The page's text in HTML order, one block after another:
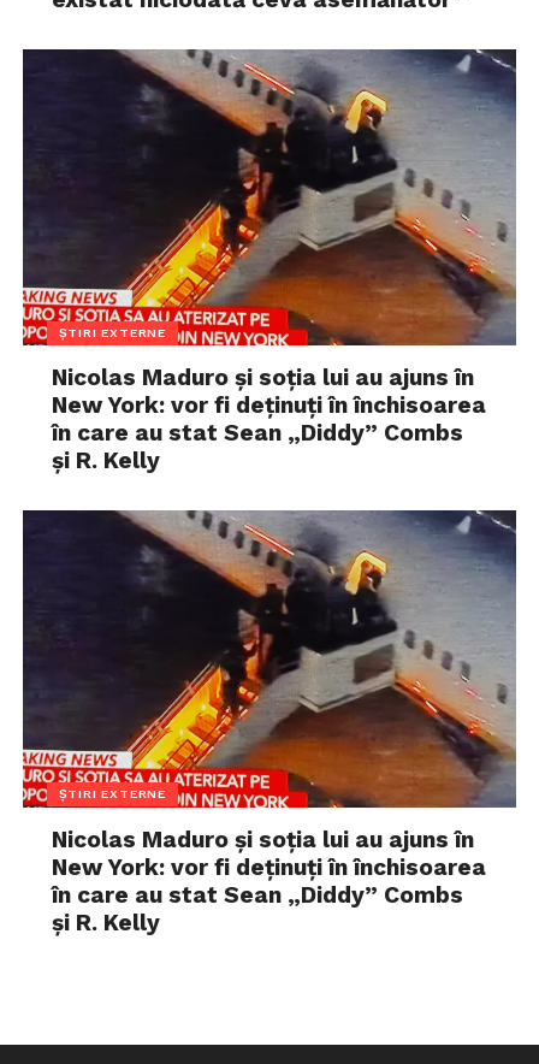
ȘTIRI EXTERNE
Nicolas Maduro și soția lui au ajuns în
New York: vor fi deținuți în închisoarea
în care au stat Sean „Diddy” Combs
și R. Kelly
ȘTIRI EXTERNE
Nicolas Maduro și soția lui au ajuns în
New York: vor fi deținuți în închisoarea
în care au stat Sean „Diddy” Combs
și R. Kelly